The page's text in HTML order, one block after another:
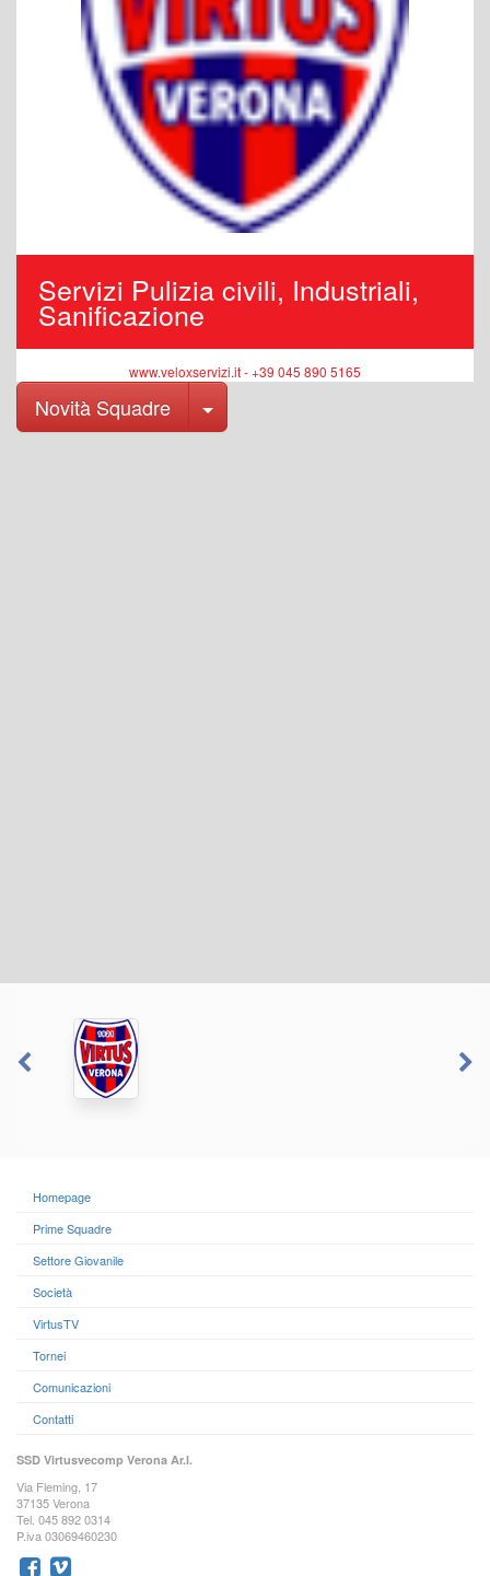
Servizi Pulizia civili, Industriali,
Sanificazione
www.veloxservizi.it - +39 045 890 5165
Novità Squadre Toggle Dropdown
Homepage
Prime Squadre
Settore Giovanile
Società
VirtusTV
Tornei
Comunicazioni
Contatti
SSD Virtusvecomp Verona Ar.l.
Via Fleming, 17
37135 Verona
Tel. 045 892 0314
P.iva 03069460230